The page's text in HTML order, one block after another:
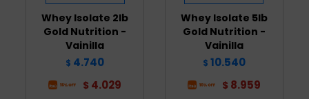
Whey Isolate 2lb
Gold Nutrition -
Vainilla
$ 4.740
$ 4.029
Whey Isolate 5lb
Gold Nutrition -
Vainilla
$ 10.540
$ 8.959